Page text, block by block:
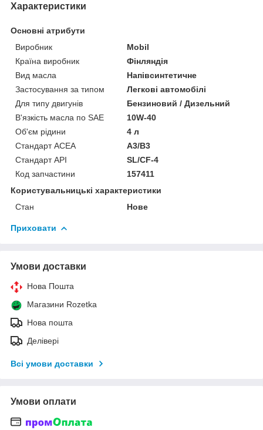
Характеристики
Основні атрибути
Виробник
Mobil
Країна виробник
Фінляндія
Вид масла
Напівсинтетичне
Застосування за типом
Легкові автомобілі
Для типу двигунів
Бензиновий / Дизельний
В'язкість масла по SAE
10W-40
Об'єм рідини
4 л
Стандарт ACEA
A3/B3
Стандарт API
SL/CF-4
Код запчастини
157411
Користувальницькі характеристики
Стан
Нове
Приховати
Умови доставки
Нова Пошта
Магазини Rozetka
Нова пошта
Делівері
Всі умови доставки
Умови оплати